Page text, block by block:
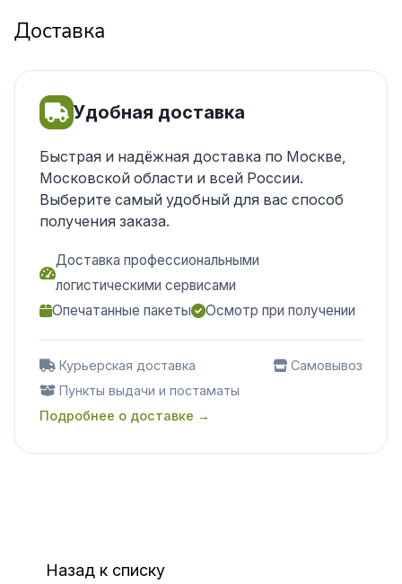
Доставка
Удобная доставка
Быстрая и надёжная доставка по Москве,
Московской области и всей России.
Выберите самый удобный для вас способ
получения заказа.
Доставка профессиональными
логистическими сервисами
Опечатанные пакеты
Осмотр при получении
Курьерская доставка
Самовывоз
Пункты выдачи и постаматы
Подробнее о доставке →
Назад к списку